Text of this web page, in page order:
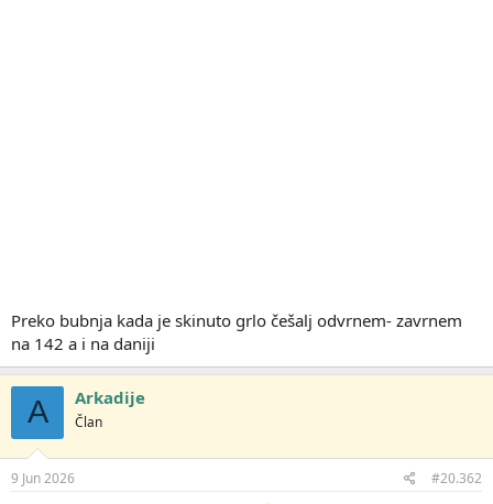
Preko bubnja kada je skinuto grlo češalj odvrnem- zavrnem
na 142 a i na daniji
A Arkadije
Član
9 Jun 2026 #20.362